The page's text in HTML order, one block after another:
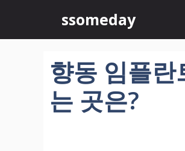
츠
ssomeday
향동 임플
는 곳은?